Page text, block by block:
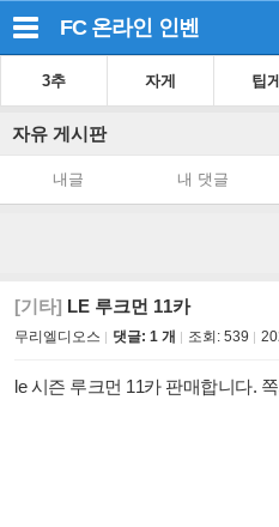
FC 온라인 인벤
3추 자게 팁게
자유 게시판
내글 내 댓글
[기타] LE 루크먼 11카
무리엘디오스 댓글: 1 개 조회: 539
le 시즌 루크먼 11카 판매합니다.